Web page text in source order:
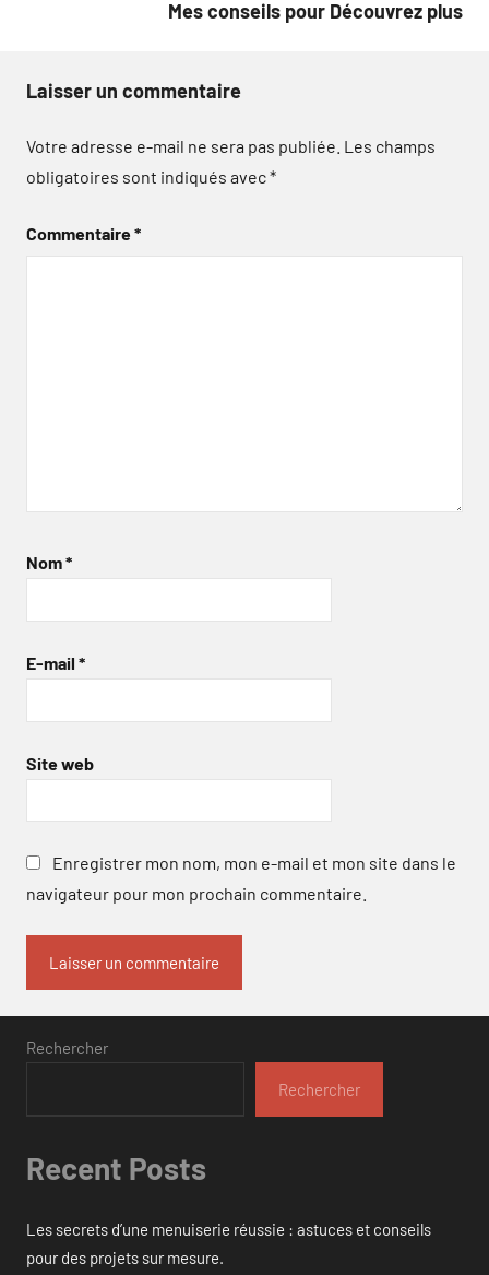
Mes conseils pour Découvrez plus
Laisser un commentaire
Votre adresse e-mail ne sera pas publiée. Les champs
obligatoires sont indiqués avec*
Commentaire*
Nom*
E-mail *
Site web
Enregistrer mon nom, mon e-mail et mon site dans le
navigateur pour mon prochain commentaire.
Rechercher
Rechercher
Recent Posts
Les secrets d’une menuiserie réussie : astuces et conseils
pour des projets sur mesure.